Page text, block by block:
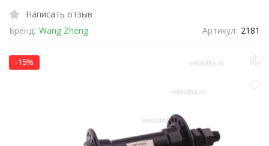
Написать отзыв
Бренд: Wang Zheng Артикул: 2181
-15%